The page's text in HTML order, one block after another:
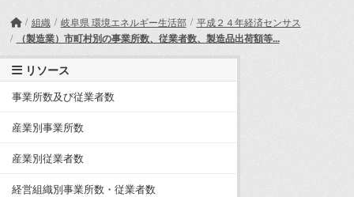
組織 岐阜県 環境エネルギー生活部 平成２４年経済センサス
（製造業）市町村別の事業所数、従業者数、製造品出荷額等...
リソース
事業所数及び従業者数
産業別事業所数
産業別従業者数
経営組織別事業所数・従業者数